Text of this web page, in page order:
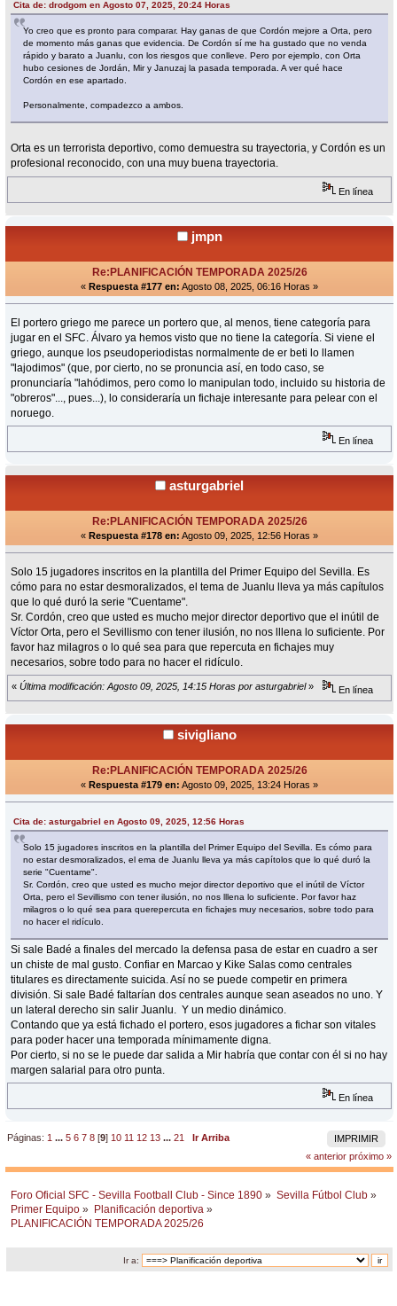
Cita de: drodgom en Agosto 07, 2025, 20:24 Horas
Yo creo que es pronto para comparar. Hay ganas de que Cordón mejore a Orta, pero
de momento más ganas que evidencia. De Cordón sí me ha gustado que no venda
rápido y barato a Juanlu, con los riesgos que conlleve. Pero por ejemplo, con Orta
hubo cesiones de Jordán, Mir y Januzaj la pasada temporada. A ver qué hace
Cordón en ese apartado.
Personalmente, compadezco a ambos.
Orta es un terrorista deportivo, como demuestra su trayectoria, y Cordón es un
profesional reconocido, con una muy buena trayectoria.
En línea
jmpn
Re:PLANIFICACIÓN TEMPORADA 2025/26
« Respuesta #177 en: Agosto 08, 2025, 06:16 Horas »
El portero griego me parece un portero que, al menos, tiene categoría para
jugar en el SFC. Álvaro ya hemos visto que no tiene la categoría. Si viene el
griego, aunque los pseudoperiodistas normalmente de er beti lo llamen
"lajodimos" (que, por cierto, no se pronuncia así, en todo caso, se
pronunciaría "lahódimos, pero como lo manipulan todo, incluido su historia de
"obreros"..., pues...), lo consideraría un fichaje interesante para pelear con el
noruego.
En línea
asturgabriel
Re:PLANIFICACIÓN TEMPORADA 2025/26
« Respuesta #178 en: Agosto 09, 2025, 12:56 Horas »
Solo 15 jugadores inscritos en la plantilla del Primer Equipo del Sevilla. Es
cómo para no estar desmoralizados, el tema de Juanlu lleva ya más capítulos
que lo qué duró la serie "Cuentame".
Sr. Cordón, creo que usted es mucho mejor director deportivo que el inútil de
Víctor Orta, pero el Sevillismo con tener ilusión, no nos lllena lo suficiente. Por
favor haz milagros o lo qué sea para que repercuta en fichajes muy
necesarios, sobre todo para no hacer el ridículo.
« Última modificación: Agosto 09, 2025, 14:15 Horas por asturgabriel» En línea
sivigliano
Re:PLANIFICACIÓN TEMPORADA 2025/26
« Respuesta #179 en: Agosto 09, 2025, 13:24 Horas »
Cita de: asturgabriel en Agosto 09, 2025, 12:56 Horas
Solo 15 jugadores inscritos en la plantilla del Primer Equipo del Sevilla. Es cómo para
no estar desmoralizados, el ema de Juanlu lleva ya más capítolos que lo qué duró la
serie "Cuentame".
Sr. Cordón, creo que usted es mucho mejor director deportivo que el inútil de Víctor
Orta, pero el Sevillismo con tener ilusión, no nos lllena lo suficiente. Por favor haz
milagros o lo qué sea para querepercuta en fichajes muy necesarios, sobre todo para
no hacer el ridículo.
Si sale Badé a finales del mercado la defensa pasa de estar en cuadro a ser
un chiste de mal gusto. Confiar en Marcao y Kike Salas como centrales
titulares es directamente suicida. Así no se puede competir en primera
división. Si sale Badé faltarían dos centrales aunque sean aseados no uno. Y
un lateral derecho sin salir Juanlu. Y un medio dinámico.
Contando que ya está fichado el portero, esos jugadores a fichar son vitales
para poder hacer una temporada mínimamente digna.
Por cierto, si no se le puede dar salida a Mir habría que contar con él si no hay
margen salarial para otro punta.
En línea
IMPRIMIR
Páginas: 1 ...5 6 7 8 [9] 10 11 12 13 ...21
Ir Arriba
« anterior próximo »
Foro Oficial SFC - Sevilla Football Club - Since 1890 » Sevilla Fútbol Club »
Primer Equipo » Planificación deportiva »
PLANIFICACIÓN TEMPORADA 2025/26
Ir a: